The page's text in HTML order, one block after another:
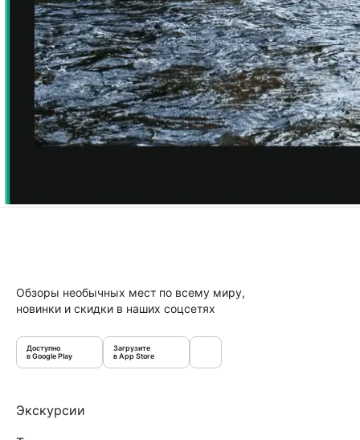
Обзоры необычных мест по всему миру,
новинки и скидки в наших соцсетях
Доступно
в Google Play
Загрузите
в App Store
Экскурсии